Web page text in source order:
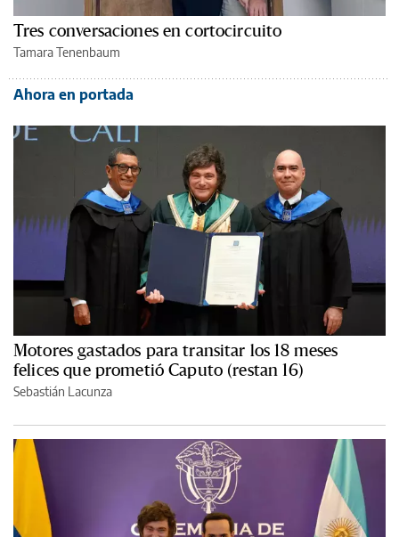
Tres conversaciones en cortocircuito
Tamara Tenenbaum
Ahora en portada
Motores gastados para transitar los 18 meses
felices que prometió Caputo (restan 16)
Sebastián Lacunza